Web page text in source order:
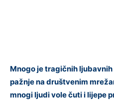
Mnogo je tragičnih
pažnje na društvenim
mnogi ljudi vole čuti i lijepe